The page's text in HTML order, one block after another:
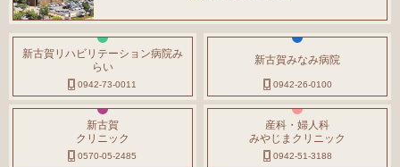
新古賀リハビリテーション病院み
らい
0942-73-0011
新古賀みなみ病院
0942-26-0100
新古賀
クリニック
0570-05-2485
産科・婦人科
みやじまクリニック
0942-51-3188